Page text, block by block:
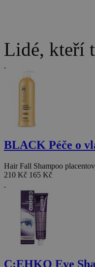
Lidé, kteří
BLACK Péče o
Hair Fall Shampoo
210 Kč 165 Kč
C:EHKO Eye